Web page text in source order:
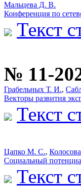
Мальцева Д. В.
Конференция по
Текст
№ 11-
Грабельных Т. И.,
Векторы развития
Текст
Цапко М. С.,
Социальный
Текст